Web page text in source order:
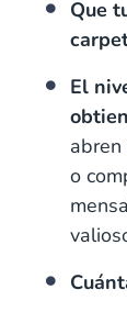
Que
El
abren
o